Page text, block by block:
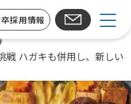
採用情報
で一気に拡散。新宿6面＋
戦 ハガキも併用し、新しい